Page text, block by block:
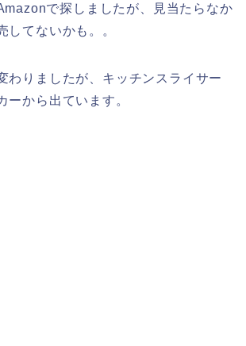
で探しましたが、見当たらなか
してないかも。。
わりましたが、キッチンスライサー
ーから出ています。